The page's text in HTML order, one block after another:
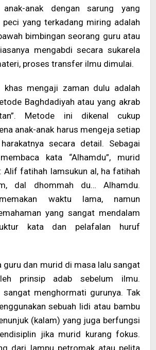
anak-anak dengan sarung yang
yang terkadang miring adalah
bimbingan seorang guru atau
mengabdi secara sukarela
proses transfer ilmu dimulai.
mengaji zaman dulu adalah
Baghdadiyah atau yang akrab
Metode ini dikenal cukup
anak-anak harus mengeja setiap
secara detail. Sebagai
kata “Alhamdu”, murid
Alif fatihah lamsukun al, ha fatihah
dal dhommah du… Alhamdu.
waktu lama, namun
yang sangat mendalam
kata dan pelafalan huruf
guru dan murid di masa lalu sangat
prinsip adab sebelum ilmu.
sangat menghormati gurunya. Tak
sebuah lidi atau bambu
(kalam) yang juga berfungsi
jika murid kurang fokus.
dari lampu petromak atau pelita